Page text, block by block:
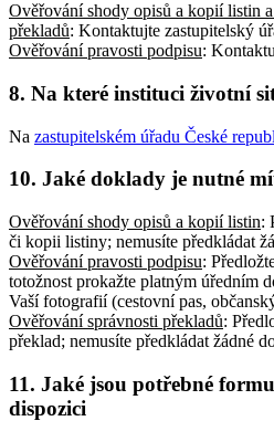
Ověřování shody opisů a kopií listin
překladů: Kontaktujte zastupitelský
Ověřování pravosti podpisu:
8. Na které instituci životní
Na zastupitelském úřadu České
10. Jaké doklady je nutné
Ověřování shody opisů a kopií listin:
či kopii listiny; nemusíte předkládat
Ověřování pravosti podpisu:
totožnost prokažte platným úředním
Vaší fotografií (cestovní pas,
Ověřování správnosti překladů:
překlad; nemusíte předkládat žádné
11. Jaké jsou potřebné
dispozici